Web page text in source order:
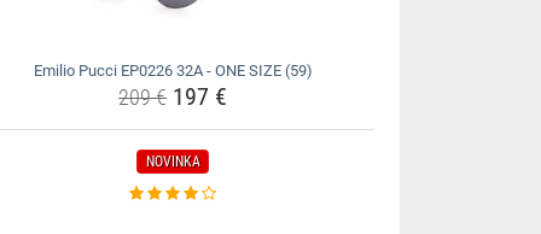
Emilio Pucci EP0226 32A - ONE SIZE (59)
209 € 197 €
NOVINKA